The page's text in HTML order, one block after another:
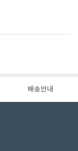
배송안내